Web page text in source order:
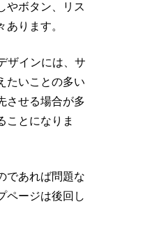
やボタン、リス
ります。
ザインには、サ
たいことの多い
させる場合が多
ことになりま
であれば問題な
ページは後回し